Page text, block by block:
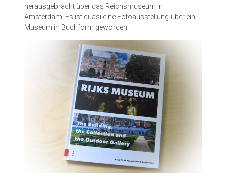
herausgebracht über das Reichsmuseum in
Amsterdam. Es ist quasi eine Fotoausstellung über ein
Museum in Buchform geworden.